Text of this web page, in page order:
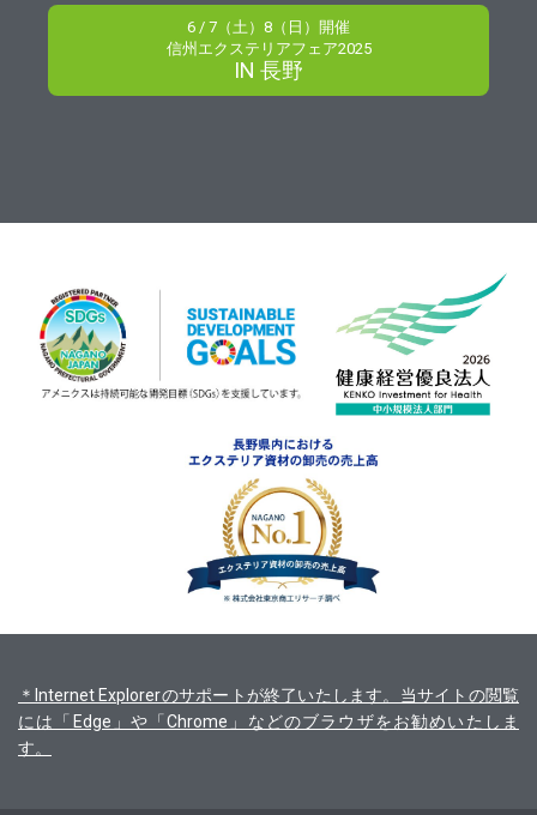
6 / 7（土）8（日）開催
信州エクステリアフェア2025
IN 長野
＊Internet Explorerのサポートが終了いたします。当サイトの閲覧
には「Edge」や「Chrome」などのブラウザをお勧めいたしま
す。